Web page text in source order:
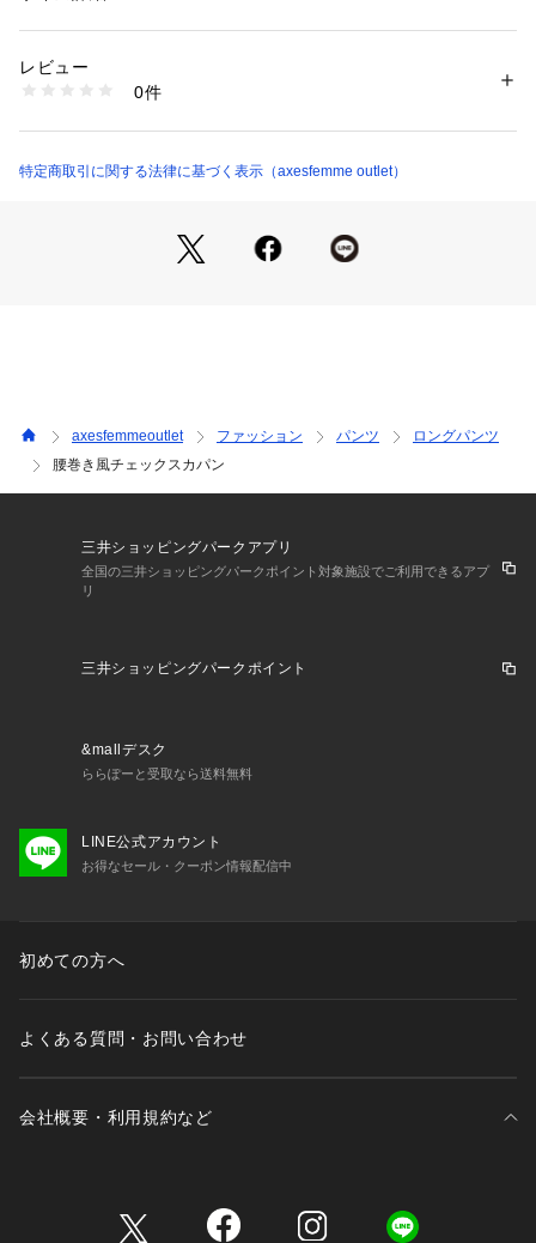
シンプルなTシャツとスニーカー合わせでカジュアルガーリー
にも、ブラウスやレースアイテムと合わせたフェミニンスタイ
【素材】裏地なし 透け感なし 伸縮性なし
素材：表地:綿100%、裏地:ポリエステル100%
商品番号：
PR241X07A （ショップ）
レビュー
0件
特定商取引に関する法律に基づく表示（axesfemme outlet）
axesfemmeoutlet ファッション パンツ
ロングパンツ
腰巻き風チェックスカパン
三井ショッピングパークアプリ
全国の三井ショッピングパークポイント対象施設でご利用できるアプ
リ
三井ショッピングパークポイント
&mallデスク
ららぽーと受取なら送料無料
LINE公式アカウント
お得なセール・クーポン情報配信中
初めての方へ
よくある質問・お問い合わせ
会社概要・利用規約など